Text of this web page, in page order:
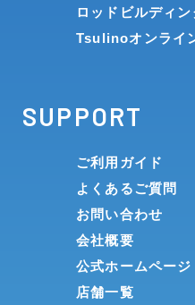
ロッドビルディ
Tsulinoオンライ
SUPPORT
ご利用ガイド
よくあるご質問
お問い合わせ
会社概要
公式ホームページ
店舗一覧